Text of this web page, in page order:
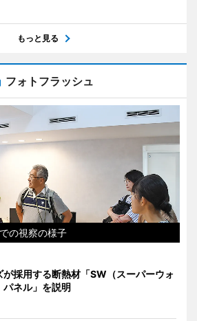
もっと見る
フォトフラッシュ
の視察の様子
が採用する断熱材「SW（スーパーウォ
パネル」を説明